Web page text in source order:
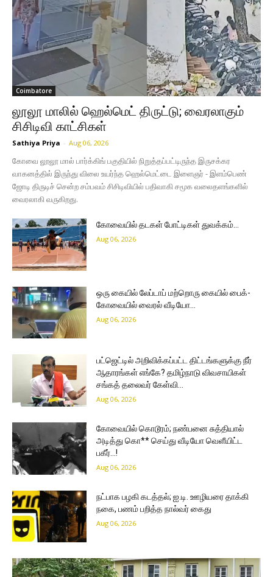
Coimbatore
லூலூ மாலில் ஹெல்மெட் திருட்டு; வைரலாகும்
சிசிடிவி காட்சிகள்
Sathiya Priya - Aug 06, 2026
கோவை லூலூ மால் பார்க்கிங் பகுதியில் நிறுத்தப்பட்டிருந்த இருசக்கர
வாகனத்தில் இருந்து விலை உயர்ந்த ஹெல்மெட்டை இளைஞர் - இளம்பெண்
ஜோடி திருடிச் சென்ற சம்பவம் சிசிடிவியில் பதிவாகி சமூக வலைதளங்களில்
வைரலாகி வருகிறது.
கோவையில் தடகள் போட்டிகள் துவக்கம்…
Aug 06, 2026
ஒரு கையில் லேப்டாப் மற்றொரு கையில் பைக்-
கோவையில் வைரல் வீடியோ…
Aug 06, 2026
பட்ஜெட்டில் அறிவிக்கப்பட்ட திட்டங்களுக்கு நீர்
ஆதாரங்கள் எங்கே? தமிழ்நாடு விவசாயிகள்
சங்கத் தலைவர் கேள்வி…
Aug 06, 2026
கோவையில் கொடூரம்; நண்பனை சுத்தியால்
அடித்து கொ** செய்து வீடியோ வெளீயிட்ட
பகீர்…!
Aug 06, 2026
நட்பாக பழகி கடத்தல்; ஐ.டி. ஊழியரை தாக்கி
நகை, பணம் பறித்த நால்வர் கைது
Aug 06, 2026